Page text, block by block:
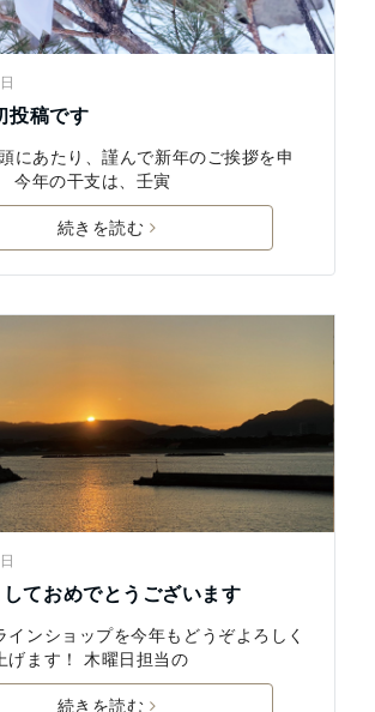
稿です
にあたり、謹んで新年のご挨拶を申
今年の干支は、壬寅
続きを読む
ておめでとうございます
インショップを今年もどうぞよろしく
げます！ 木曜日担当の
続きを読む